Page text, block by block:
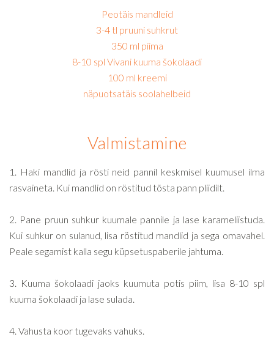
Peotäis mandleid
3-4 tl pruuni suhkrut
350 ml piima
8-10 spl Vivani kuuma šokolaadi
100 ml kreemi
näpuotsatäis soolahelbeid
Valmistamine
1. Haki mandlid ja rösti neid pannil keskmisel kuumusel ilma
rasvaineta. Kui mandlid on röstitud tõsta pann pliidilt.
2. Pane pruun suhkur kuumale pannile ja lase karameliistuda.
Kui suhkur on sulanud, lisa röstitud mandlid ja sega omavahel.
Peale segamist kalla segu küpsetuspaberile jahtuma.
3. Kuuma šokolaadi jaoks kuumuta potis piim, lisa 8-10 spl
kuuma šokolaadi ja lase sulada.
4. Vahusta koor tugevaks vahuks.